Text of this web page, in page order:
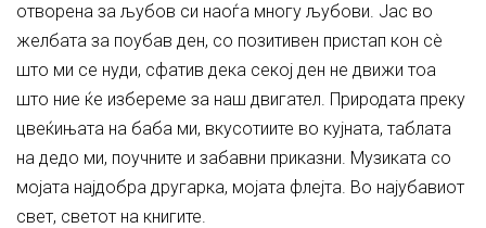
отворена за љубов си наоѓа многу љубови. Јас во
желбата за поубав ден, со позитивен пристап кон сè
што ми се нуди, сфатив дека секој ден не движи тоа
што ние ќе избереме за наш двигател. Природата преку
цвеќињата на баба ми, вкусотиите во кујната, таблата
на дедо ми, поучните и забавни приказни. Музиката со
мојата најдобра другарка, мојата флејта. Во најубавиот
свет, светот на книгите.